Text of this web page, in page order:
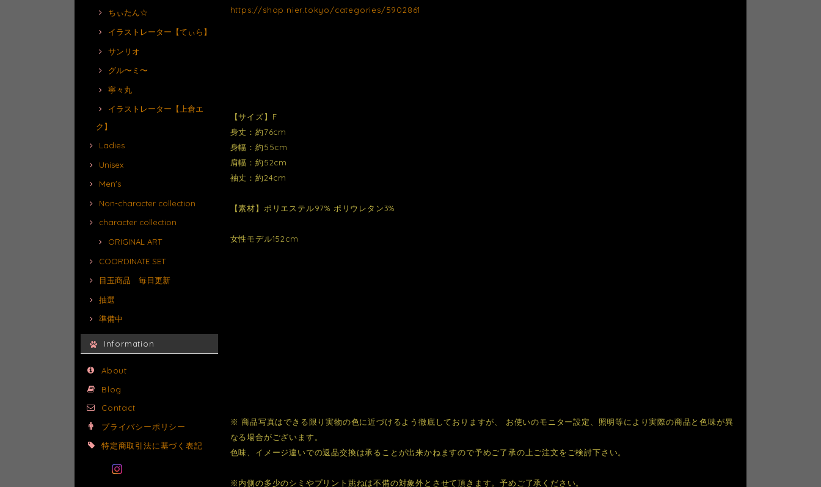
ちぃたん☆
イラストレーター【てぃら】
サンリオ
グル〜ミ〜
寧々丸
イラストレーター【上倉エ
ク】
Ladies
Unisex
Men's
Non-character collection
character collection
ORIGINAL ART
COORDINATE SET
目玉商品 毎日更新
抽選
準備中
Information
About
Blog
Contact
プライバシーポリシー
特定商取引法に基づく表記
https://shop.nier.tokyo/categories/5902861
【サイズ】F
身丈：約76cm
身幅：約55cm
肩幅：約52cm
袖丈：約24cm
【素材】ポリエステル97% ポリウレタン3%
女性モデル152cm
※ 商品写真はできる限り実物の色に近づけるよう徹底しておりますが、 お使いのモニター設定、照明等により実際の商品と色味が異
なる場合がございます。
色味、イメージ違いでの返品交換は承ることが出来かねますので予めご了承の上ご注文をご検討下さい。
※内側の多少のシミやプリント跳ねは不備の対象外とさせて頂きます。予めご了承ください。